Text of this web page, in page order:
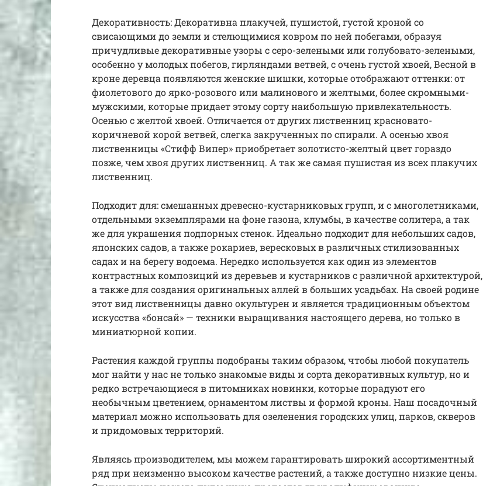
Декоративность: Декоративна плакучей, пушистой, густой кроной со
свисающими до земли и стелющимися ковром по ней побегами, образуя
причудливые декоративные узоры с серо-зелеными или голубовато-зелеными,
особенно у молодых побегов, гирляндами ветвей, с очень густой хвоей, Весной в
кроне деревца появляются женские шишки, которые отображают оттенки: от
фиолетового до ярко-розового или малинового и желтыми, более скромными-
мужскими, которые придает этому сорту наибольшую привлекательность.
Осенью с желтой хвоей. Отличается от других лиственниц красновато-
коричневой корой ветвей, слегка закрученных по спирали. А осенью хвоя
лиственницы «Стифф Випер» приобретает золотисто-желтый цвет гораздо
позже, чем хвоя других лиственниц. А так же самая пушистая из всех плакучих
лиственниц.
Подходит для: смешанных древесно-кустарниковых групп, и с многолетниками,
отдельными экземплярами на фоне газона, клумбы, в качестве солитера, а так
же для украшения подпорных стенок. Идеально подходит для небольших садов,
японских садов, а также рокариев, вересковых в различных стилизованных
садах и на берегу водоема. Нередко используется как один из элементов
контрастных композиций из деревьев и кустарников с различной архитектурой,
а также для создания оригинальных аллей в больших усадьбах. На своей родине
этот вид лиственницы давно окультурен и является традиционным объектом
искусства «бонсай» — техники выращивания настоящего дерева, но только в
миниатюрной копии.
Растения каждой группы подобраны таким образом, чтобы любой покупатель
мог найти у нас не только знакомые виды и сорта декоративных культур, но и
редко встречающиеся в питомниках новинки, которые порадуют его
необычным цветением, орнаментом листвы и формой кроны. Наш посадочный
материал можно использовать для озеленения городских улиц, парков, скверов
и придомовых территорий.
Являясь производителем, мы можем гарантировать широкий ассортиментный
ряд при неизменно высоком качестве растений, а также доступно низкие цены.